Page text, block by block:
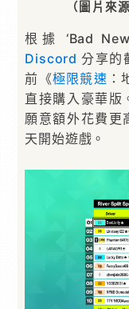
（圖片
根據 ‘Bad
Discord 分享的
前《極限競速
直接購入豪華版
願意額外花費更
天開始遊戲。